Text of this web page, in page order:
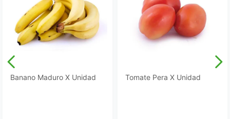
Banano Maduro X Unidad Tomate Pera X Unidad